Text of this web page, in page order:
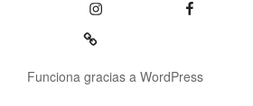
Funciona gracias a WordPress